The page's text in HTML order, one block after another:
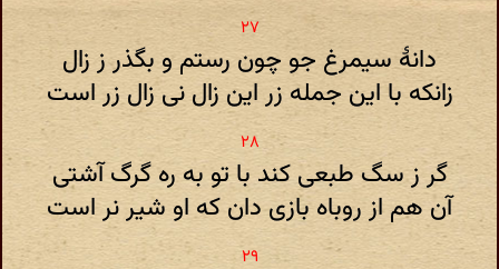
دانهٔ سیمرغ جو چون رستم و بگذر ز زال
زانکه با این جمله زر این زال نی زال زر است
گر ز سگ طبعی کند با تو به ره گرگ آشتی
آن هم از روباه بازی دان که او شیر نر است